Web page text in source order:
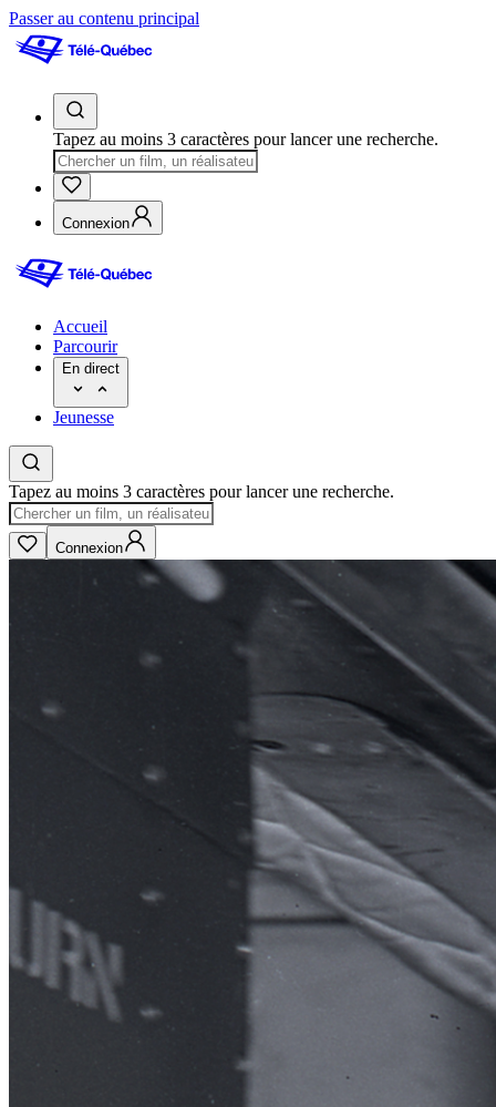
Passer au contenu principal
Tapez au moins 3 caractères pour lancer une recherche.
Connexion
Accueil
Parcourir
En direct
Jeunesse
Tapez au moins 3 caractères pour lancer une recherche.
Connexion